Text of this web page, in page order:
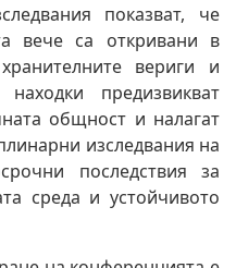
показват, че
вече са откривани в
вериги и
предизвикват
общност и налагат
изследвания на
последствия за
среда и устойчивото